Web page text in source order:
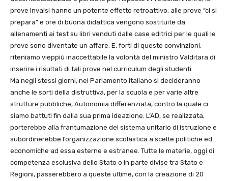
prove Invalsi hanno un potente effetto retroattivo: alle prove “ci si
prepara” e ore di buona didattica vengono sostituite da
allenamenti ai test su libri venduti dalle case editrici per le quali le
prove sono diventate un affare. E, forti di queste convinzioni,
riteniamo vieppiù inaccettabile la volontà del ministro Valditara di
inserire i risultati di tali prove nel curriculum degli studenti.
Ma negli stessi giorni, nel Parlamento italiano si decideranno
anche le sorti della distruttiva, per la scuola e per varie altre
strutture pubbliche, Autonomia differenziata, contro la quale ci
siamo battuti fin dalla sua prima ideazione. L’AD, se realizzata,
porterebbe alla frantumazione del sistema unitario di istruzione e
subordinerebbe l’organizzazione scolastica a scelte politiche ed
economiche ad essa esterne e estranee. Tutte le materie, oggi di
competenza esclusiva dello Stato o in parte divise tra Stato e
Regioni, passerebbero a queste ultime, con la creazione di 20